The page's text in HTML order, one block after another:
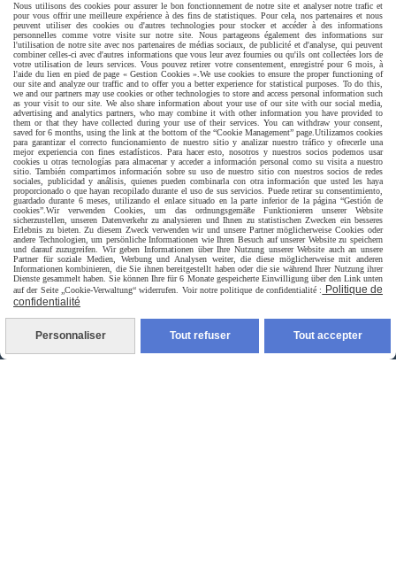
Livraison rapide
Nous utilisons des cookies pour assurer le bon fonctionnement de notre site et analyser notre trafic et
pour vous offrir une meilleure expérience à des fins de statistiques. Pour cela, nos partenaires et nous
peuvent utiliser des cookies ou d'autres technologies pour stocker et accéder à des informations
personnelles comme votre visite sur notre site. Nous partageons également des informations sur
l'utilisation de notre site avec nos partenaires de médias sociaux, de publicité et d'analyse, qui peuvent
combiner celles-ci avec d'autres informations que vous leur avez fournies ou qu'ils ont collectées lors de
votre utilisation de leurs services. Vous pouvez retirer votre consentement, enregistré pour 6 mois, à
l'aide du lien en pied de page « Gestion Cookies ». We use cookies to ensure the proper functioning of
our site and analyze our traffic and to offer you a better experience for statistical purposes. To do this,
we and our partners may use cookies or other technologies to store and access personal information such
as your visit to our site. We also share information about your use of our site with our social media,
advertising and analytics partners, who may combine it with other information you have provided to
them or that they have collected during your use of their services. You can withdraw your consent,
saved for 6 months, using the link at the bottom of the “Cookie Management” page. Utilizamos cookies
para garantizar el correcto funcionamiento de nuestro sitio y analizar nuestro tráfico y ofrecerle una
mejor experiencia con fines estadísticos. Para hacer esto, nosotros y nuestros socios podemos usar
cookies u otras tecnologías para almacenar y acceder a información personal como su visita a nuestro
sitio. También compartimos información sobre su uso de nuestro sitio con nuestros socios de redes
sociales, publicidad y análisis, quienes pueden combinarla con otra información que usted les haya
proporcionado o que hayan recopilado durante el uso de sus servicios. Puede retirar su consentimiento,
guardado durante 6 meses, utilizando el enlace situado en la parte inferior de la página “Gestión de
cookies”. Wir verwenden Cookies, um das ordnungsgemäße Funktionieren unserer Website
sicherzustellen, unseren Datenverkehr zu analysieren und Ihnen zu statistischen Zwecken ein besseres
Erlebnis zu bieten. Zu diesem Zweck verwenden wir und unsere Partner möglicherweise Cookies oder
andere Technologien, um persönliche Informationen wie Ihren Besuch auf unserer Website zu speichern
und darauf zuzugreifen. Wir geben Informationen über Ihre Nutzung unserer Website auch an unsere
Partner für soziale Medien, Werbung und Analysen weiter, die diese möglicherweise mit anderen
Informationen kombinieren, die Sie ihnen bereitgestellt haben oder die sie während Ihrer Nutzung ihrer
Dienste gesammelt haben. Sie können Ihre für 6 Monate gespeicherte Einwilligung über den Link unten
auf der Seite „Cookie-Verwaltung“ widerrufen. Voir notre politique de confidentialité :
Politique de
confidentialité
Personnaliser Tout refuser Tout accepter